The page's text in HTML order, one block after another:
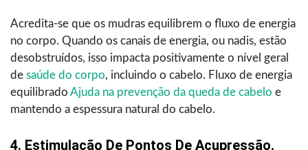
Acredita-se que os mudras equilibrem o fluxo de energia
no corpo. Quando os canais de energia, ou nadis, estão
desobstruídos, isso impacta positivamente o nível geral
de saúde do corpo, incluindo o cabelo. Fluxo de energia
equilibrado Ajuda na prevenção da queda de cabelo e
mantendo a espessura natural do cabelo.
4. Estimulação De Pontos De Acupressão.